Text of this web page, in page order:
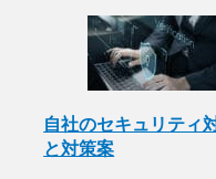
自社のセキュリティ
と対策案